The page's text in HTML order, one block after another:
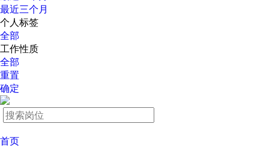
最近三个月
个人标签
全部
工作性质
全部
重置
确定
首页